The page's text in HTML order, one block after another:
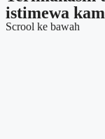
istimewa
Scrool ke bawah